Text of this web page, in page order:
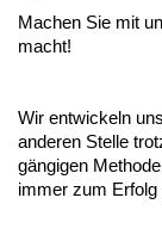
Machen Sie mit
macht!
Wir entwickeln
anderen Stelle
gängigen
immer zum